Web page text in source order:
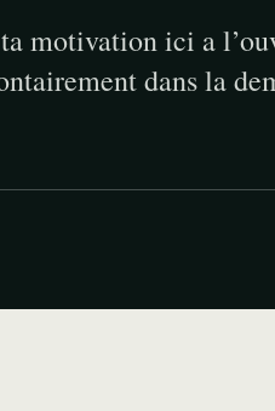
motivation ici a
dans la